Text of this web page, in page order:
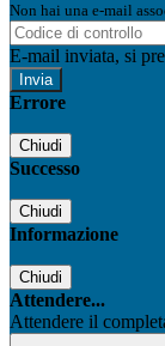
Non hai una e-mail
E-mail inviata, si
Errore
Chiudi
Successo
Chiudi
Informazione
Chiudi
Attendere...
Attendere il